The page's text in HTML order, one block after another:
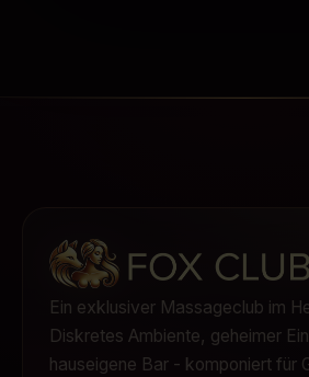
Ein exklusiver Massageclub im
Diskretes Ambiente, geheimer
hauseigene Bar - komponiert für